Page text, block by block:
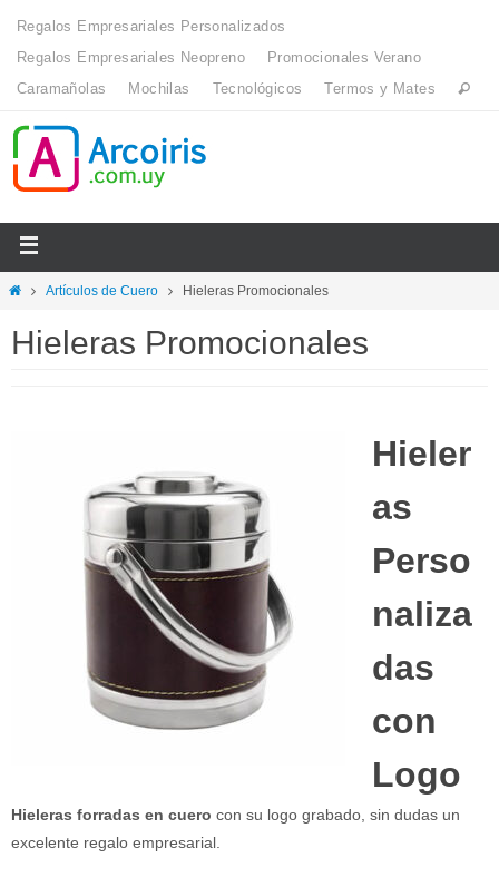
Regalos Empresariales Personalizados
Regalos Empresariales Neopreno
Promocionales Verano
Caramañolas
Mochilas Tecnológicos Termos y Mates
Artículos de Cuero Hieleras Promocionales
Hieleras Promocionales
Hieler
as
Perso
naliza
das
con
Logo
Hieleras forradas en cuero con su logo grabado, sin dudas un
excelente regalo empresarial.